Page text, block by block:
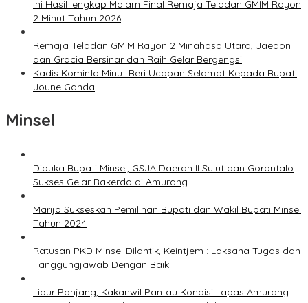
Ini Hasil lengkap Malam Final Remaja Teladan GMIM Rayon
2 Minut Tahun 2026
Remaja Teladan GMIM Rayon 2 Minahasa Utara, Jaedon
dan Gracia Bersinar dan Raih Gelar Bergengsi
Kadis Kominfo Minut Beri Ucapan Selamat Kepada Bupati
Joune Ganda
Minsel
Dibuka Bupati Minsel, GSJA Daerah II Sulut dan Gorontalo
Sukses Gelar Rakerda di Amurang
Marijo Sukseskan Pemilihan Bupati dan Wakil Bupati Minsel
Tahun 2024
Ratusan PKD Minsel Dilantik, Keintjem : Laksana Tugas dan
Tanggungjawab Dengan Baik
Libur Panjang, Kakanwil Pantau Kondisi Lapas Amurang